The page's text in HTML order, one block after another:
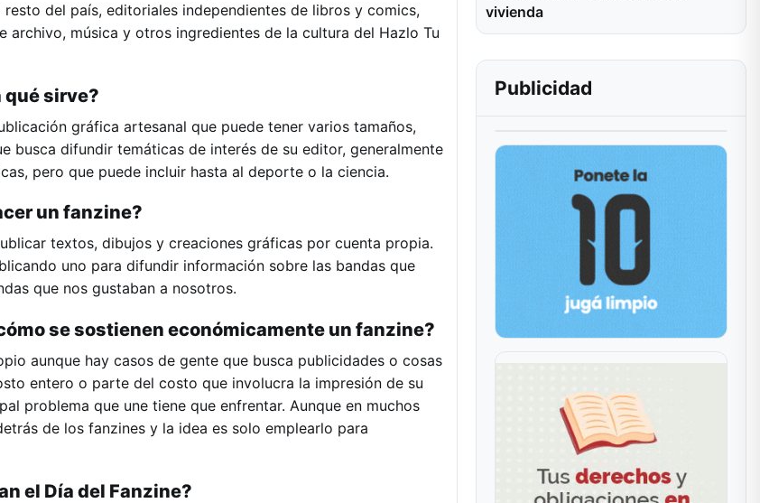
del país, editoriales independientes de libros y comics,
archivo, música y otros ingredientes de la cultura del Hazlo Tu
qué sirve?
gráfica artesanal que puede tener varios tamaños,
busca difundir temáticas de interés de su editor, generalmente
pero que puede incluir hasta al deporte o la ciencia.
un fanzine?
textos, dibujos y creaciones gráficas por cuenta propia.
uno para difundir información sobre las bandas que
que nos gustaban a nosotros.
se sostienen económicamente un fanzine?
aunque hay casos de gente que busca publicidades o cosas
entero o parte del costo que involucra la impresión de su
problema que une tiene que enfrentar. Aunque en muchos
de los fanzines y la idea es solo emplearlo para
el Día del Fanzine?
vivienda
Publicidad